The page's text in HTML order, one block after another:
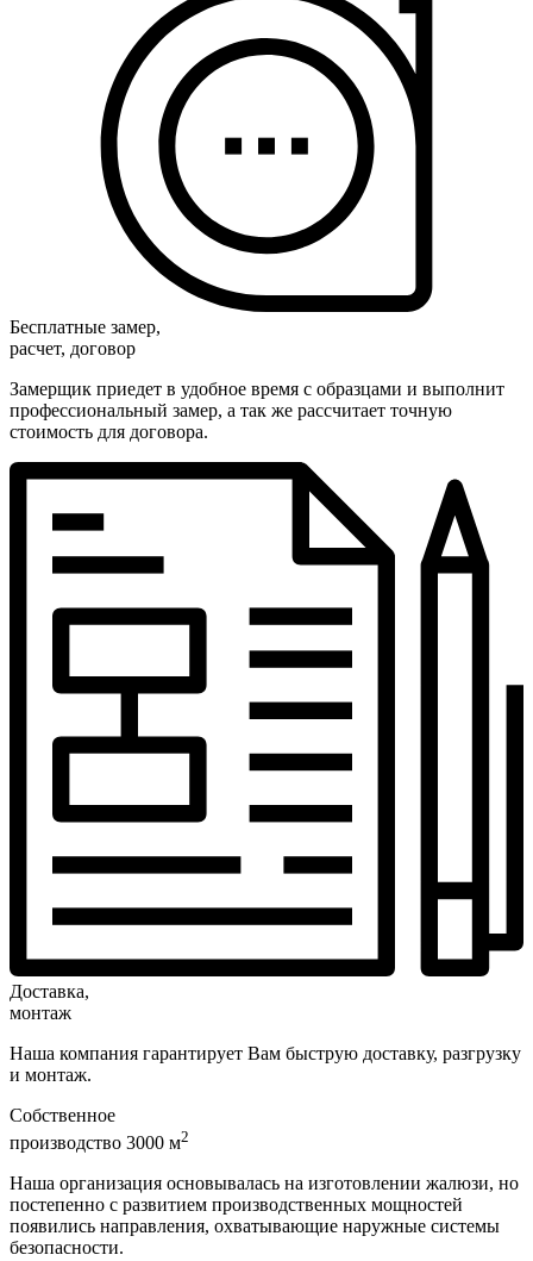
Бесплатные замер,
расчет, договор
Замерщик приедет в удобное время с образцами и выполнит
профессиональный замер, а так же рассчитает точную
стоимость для договора.
Доставка,
монтаж
Наша компания гарантирует Вам быструю доставку, разгрузку
и монтаж.
Собственное
производство 3000 м2
Наша организация основывалась на изготовлении жалюзи, но
постепенно с развитием производственных мощностей
появились направления, охватывающие наружные системы
безопасности.